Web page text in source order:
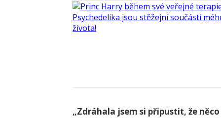
„Zdráhala jsem si připustit, že